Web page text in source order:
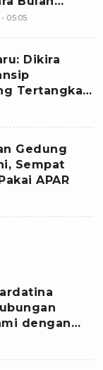
Sedikit
05:05
Dikira
Tertangkap
Gedung
Sempat
APAR
dengan